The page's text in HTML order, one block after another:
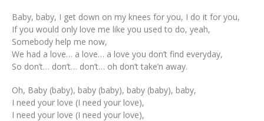
Baby, baby, I get down on my knees for you, I do it for you,
If you would only love me like you used to do, yeah,
Somebody help me now,
We had a love… a love… a love you don’t find everyday,
So don’t… don’t… don’t… oh don’t take’n away.
Oh, Baby (baby), baby (baby), baby (baby), baby,
I need your love (I need your love),
I need your love (I need your love),